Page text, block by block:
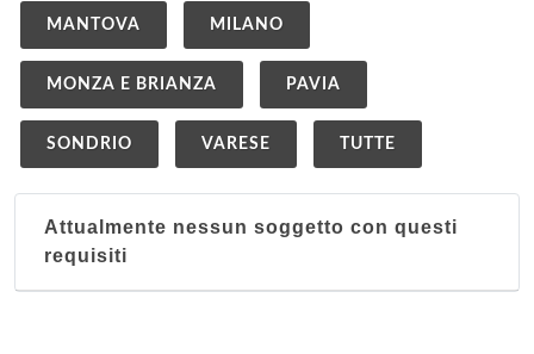
MANTOVA MILANO
MONZA E BRIANZA PAVIA
SONDRIO VARESE TUTTE
Attualmente nessun soggetto con questi
requisiti